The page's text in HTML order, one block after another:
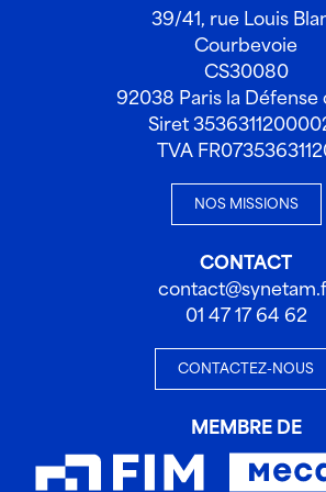
39/41, rue Louis
Courbevoie
CS30080
92038 Paris la Défense
Siret
TVA
NOS MISSIONS
CONTACT
01 47 17 64 62
CONTACTEZ-NOUS
MEMBRE DE